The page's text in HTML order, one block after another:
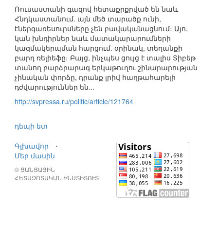
Ռուսաստանի գազով հետաքրքրված են նաև
Հնդկաստանում. այն մեծ տարածք ունի,
էներգառեսուրսները չեն բավականացնում։ Այո,
կան խնդիրներ նաև մատակարարումների
կազմակերպման հարցում. օրինակ, տեղանքի
բարդ ռելիեֆը։ Բայց, ինչպես ցույց է տալիս Տիբեթ
տանող բարձրարագ երկաթուղու շինարարության
չինական փորձը, դրանք լրիվ հաղթահարելի
դժվարություններ են...
http://svpressa.ru/politic/article/121764
դեպի ետ
Գլխավոր
⋅
Մեր մասին
© ՑԱՆՑԱՅԻՆ
ՀԵՏԱԶՈՏԱԿԱՆ ԻՆՍՏԻՏՈՒՏ